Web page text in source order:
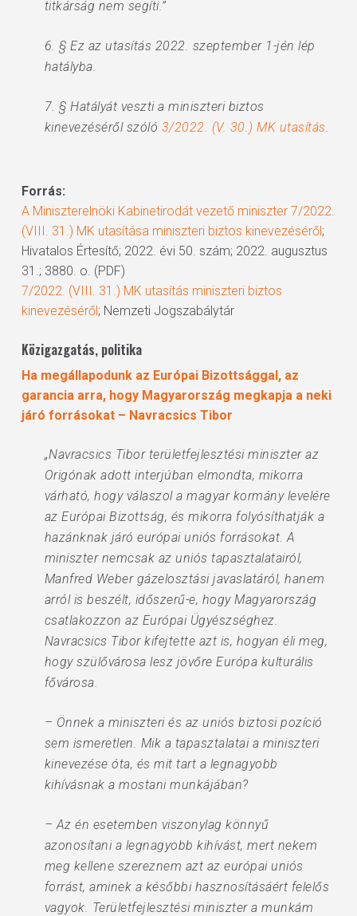
titkárság nem segíti.”
6. § Ez az utasítás 2022. szeptember 1-jén lép
hatályba.
7. § Hatályát veszti a miniszteri biztos
kinevezéséről szóló 3/2022. (V. 30.) MK utasítás.
Forrás:
A Miniszterelnöki Kabinetirodát vezető miniszter 7/2022.
(VIII. 31.) MK utasítása miniszteri biztos kinevezéséről;
Hivatalos Értesítő; 2022. évi 50. szám; 2022. augusztus
31.; 3880. o. (PDF)
7/2022. (VIII. 31.) MK utasítás miniszteri biztos
kinevezéséről; Nemzeti Jogszabálytár
Közigazgatás, politika
Ha megállapodunk az Európai Bizottsággal, az
garancia arra, hogy Magyarország megkapja a neki
járó forrásokat – Navracsics Tibor
„Navracsics Tibor területfejlesztési miniszter az
Origónak adott interjúban elmondta, mikorra
várható, hogy válaszol a magyar kormány levelére
az Európai Bizottság, és mikorra folyósíthatják a
hazánknak járó európai uniós forrásokat. A
miniszter nemcsak az uniós tapasztalatairól,
Manfred Weber gázelosztási javaslatáról, hanem
arról is beszélt, időszerű-e, hogy Magyarország
csatlakozzon az Európai Ügyészséghez.
Navracsics Tibor kifejtette azt is, hogyan éli meg,
hogy szülővárosa lesz jövőre Európa kulturális
fővárosa.
– Önnek a miniszteri és az uniós biztosi pozíció
sem ismeretlen. Mik a tapasztalatai a miniszteri
kinevezése óta, és mit tart a legnagyobb
kihívásnak a mostani munkájában?
– Az én esetemben viszonylag könnyű
azonosítani a legnagyobb kihívást, mert nekem
meg kellene szereznem azt az európai uniós
forrást, aminek a későbbi hasznosításáért felelős
vagyok. Területfejlesztési miniszter a munkám